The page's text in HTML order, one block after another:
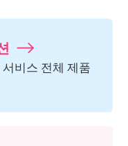
비스 전체 제품